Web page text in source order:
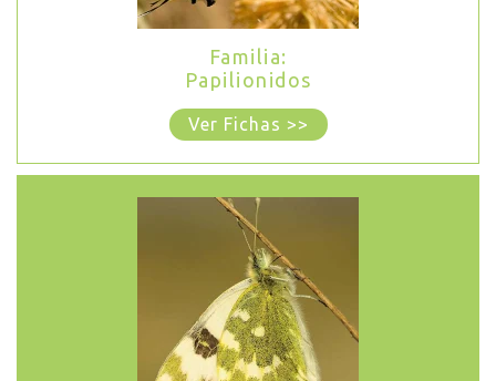
Familia:
Papilionidos
Ver Fichas >>